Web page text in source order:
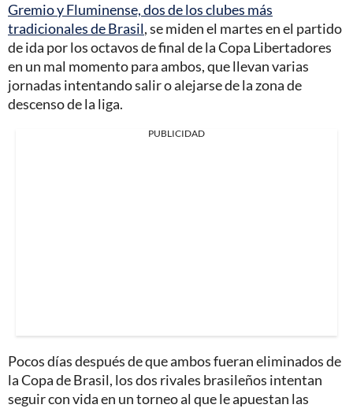
Gremio y Fluminense, dos de los clubes más
tradicionales de Brasil, se miden el martes en el partido
de ida por los octavos de final de la Copa Libertadores
en un mal momento para ambos, que llevan varias
jornadas intentando salir o alejarse de la zona de
descenso de la liga.
PUBLICIDAD
Pocos días después de que ambos fueran eliminados de
la Copa de Brasil, los dos rivales brasileños intentan
seguir con vida en un torneo al que le apuestan las